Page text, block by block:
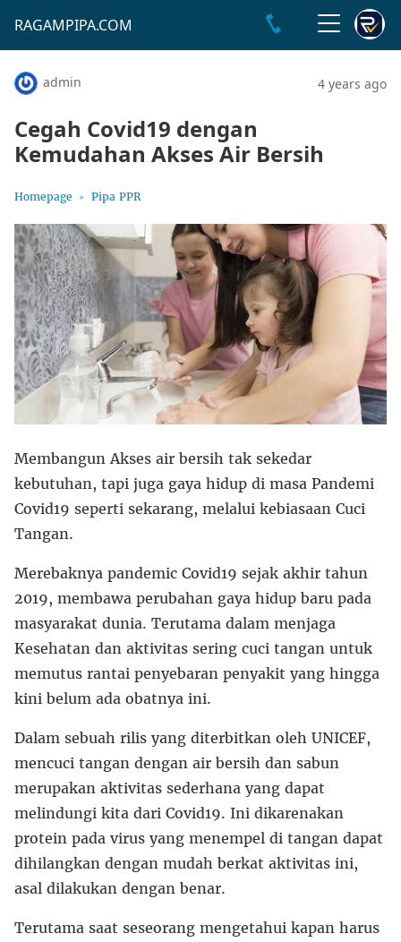
RAGAMPIPA.COM
admin 4 years ago
Cegah Covid19 dengan
Kemudahan Akses Air Bersih
Homepage Pipa PPR
Membangun Akses air bersih tak sekedar
kebutuhan, tapi juga gaya hidup di masa Pandemi
Covid19 seperti sekarang, melalui kebiasaan Cuci
Tangan.
Merebaknya pandemic Covid19 sejak akhir tahun
2019, membawa perubahan gaya hidup baru pada
masyarakat dunia. Terutama dalam menjaga
Kesehatan dan aktivitas sering cuci tangan untuk
memutus rantai penyebaran penyakit yang hingga
kini belum ada obatnya ini.
Dalam sebuah rilis yang diterbitkan oleh UNICEF,
mencuci tangan dengan air bersih dan sabun
merupakan aktivitas sederhana yang dapat
melindungi kita dari Covid19. Ini dikarenakan
protein pada virus yang menempel di tangan dapat
dihilangkan dengan mudah berkat aktivitas ini,
asal dilakukan dengan benar.
Terutama saat seseorang mengetahui kapan harus